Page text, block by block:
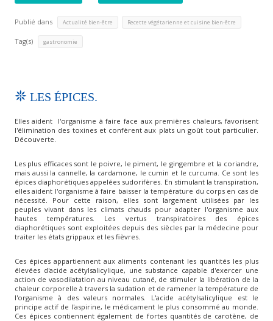
Publié dans Actualité bien-être Recette végétarienne et cuisine bien-être
Tag(s) gastronomie
LES ÉPICES.
Elles aident l'organisme à faire face aux premières chaleurs, favorisent
l'élimination des toxines et confèrent aux plats un goût tout particulier.
Découverte.
Les plus efficaces sont le poivre, le piment, le gingembre et la coriandre,
mais aussi la cannelle, la cardamone, le cumin et le curcuma. Ce sont les
épices diaphorétiques appelées sudorifères. En stimulant la transpiration,
elles aident l'organisme à faire baisser la température du corps en cas de
nécessité. Pour cette raison, elles sont largement utilisées par les
peuples vivant dans les climats chauds pour adapter l'organisme aux
hautes températures. Les vertus transpiratoires des épices
diaphorétiques sont exploitées depuis des siècles par la médecine pour
traiter les états grippaux et les fièvres.
Ces épices appartiennent aux aliments contenant les quantités les plus
élevées d'acide acétylsalicylique, une substance capable d'exercer une
action de vasodilatation au niveau cutané, de stimuler la libération de la
chaleur corporelle à travers la sudation et de ramener la température de
l'organisme à des valeurs normales. L'acide acétylsalicylique est le
principe actif de l'aspirine, le médicament le plus consommé au monde.
Ces épices contiennent également de fortes quantités de carotène, de